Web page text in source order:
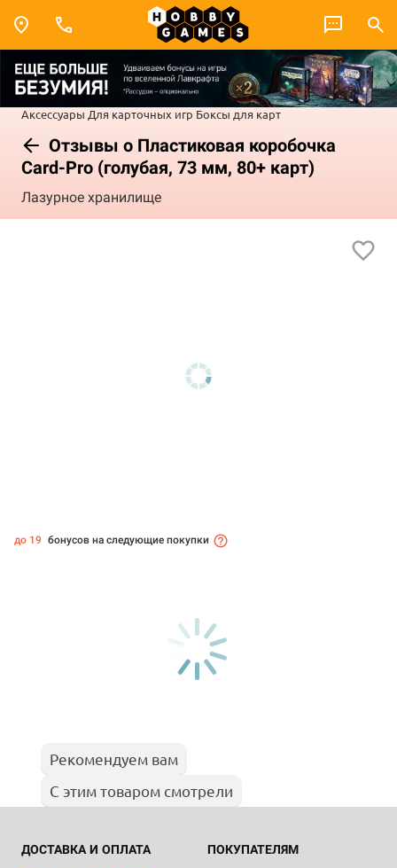
Аксессуары Для карточных игр Боксы для карт
Отзывы о Пластиковая коробочка
Card-Pro (голубая, 73 мм, 80+ карт)
Лазурное хранилище
до 19 бонусов на следующие покупки
Рекомендуем вам
С этим товаром смотрели
ДОСТАВКА И ОПЛАТА ПОКУПАТЕЛЯМ